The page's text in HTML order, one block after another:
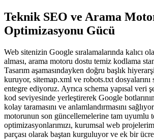
Teknik SEO ve Arama
Optimizasyonu Gücü
Web sitenizin Google sıralamalarında kalıcı
alması, arama motoru dostu temiz kodlama
Tasarım aşamasındayken doğru başlık
kuruyor, sitemap.xml ve robots.txt dosyalarını
entegre ediyoruz. Ayrıca schema yapısal veri
kod seviyesinde yerleştirerek Google
kolay taramasını ve anlamlandırmasını
motorunun son güncellemelerine tam uyumlu
optimizasyonlarımızı, kurumsal web
parçası olarak baştan kurguluyor ve ek bir